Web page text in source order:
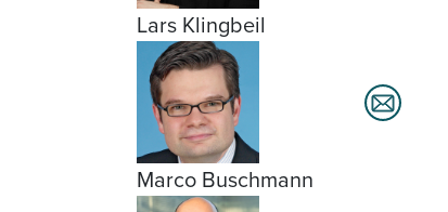
Lars Klingbeil
Marco Buschmann